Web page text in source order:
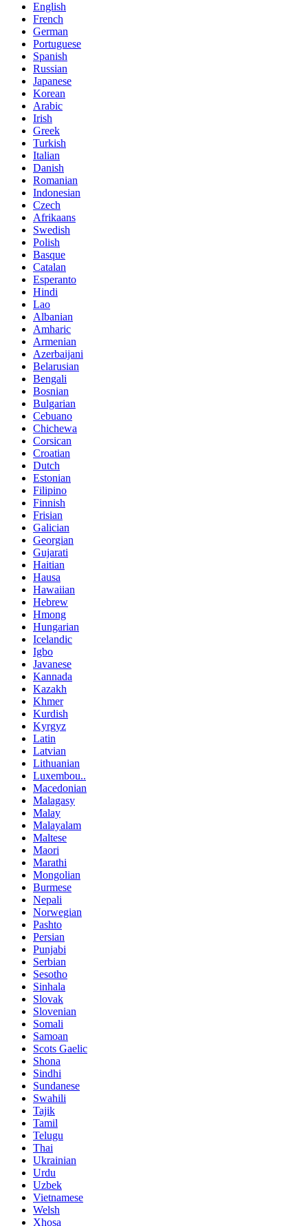
English
French
German
Portuguese
Spanish
Russian
Japanese
Korean
Arabic
Irish
Greek
Turkish
Italian
Danish
Romanian
Indonesian
Czech
Afrikaans
Swedish
Polish
Basque
Catalan
Esperanto
Hindi
Lao
Albanian
Amharic
Armenian
Azerbaijani
Belarusian
Bengali
Bosnian
Bulgarian
Cebuano
Chichewa
Corsican
Croatian
Dutch
Estonian
Filipino
Finnish
Frisian
Galician
Georgian
Gujarati
Haitian
Hausa
Hawaiian
Hebrew
Hmong
Hungarian
Icelandic
Igbo
Javanese
Kannada
Kazakh
Khmer
Kurdish
Kyrgyz
Latin
Latvian
Lithuanian
Luxembou..
Macedonian
Malagasy
Malay
Malayalam
Maltese
Maori
Marathi
Mongolian
Burmese
Nepali
Norwegian
Pashto
Persian
Punjabi
Serbian
Sesotho
Sinhala
Slovak
Slovenian
Somali
Samoan
Scots Gaelic
Shona
Sindhi
Sundanese
Swahili
Tajik
Tamil
Telugu
Thai
Ukrainian
Urdu
Uzbek
Vietnamese
Welsh
Xhosa